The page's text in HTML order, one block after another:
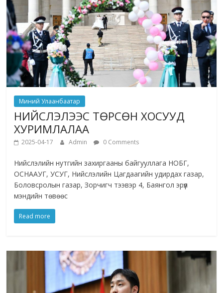
Миний Улаанбаатар
НИЙСЛЭЛЭЭС ТӨРСӨН ХОСУУД
ХУРИМЛАЛАА
2025-04-17 Admin 0 Comments
Нийслэлийн нутгийн захиргааны байгууллага НОБГ,
ОСНААУГ, УСУГ, Нийслэлийн Цагдаагийн удирдах газар,
Боловсролын газар, Зорчигч тээвэр 4, Баянгол эрүүл
мэндийн төвөөс
Read more